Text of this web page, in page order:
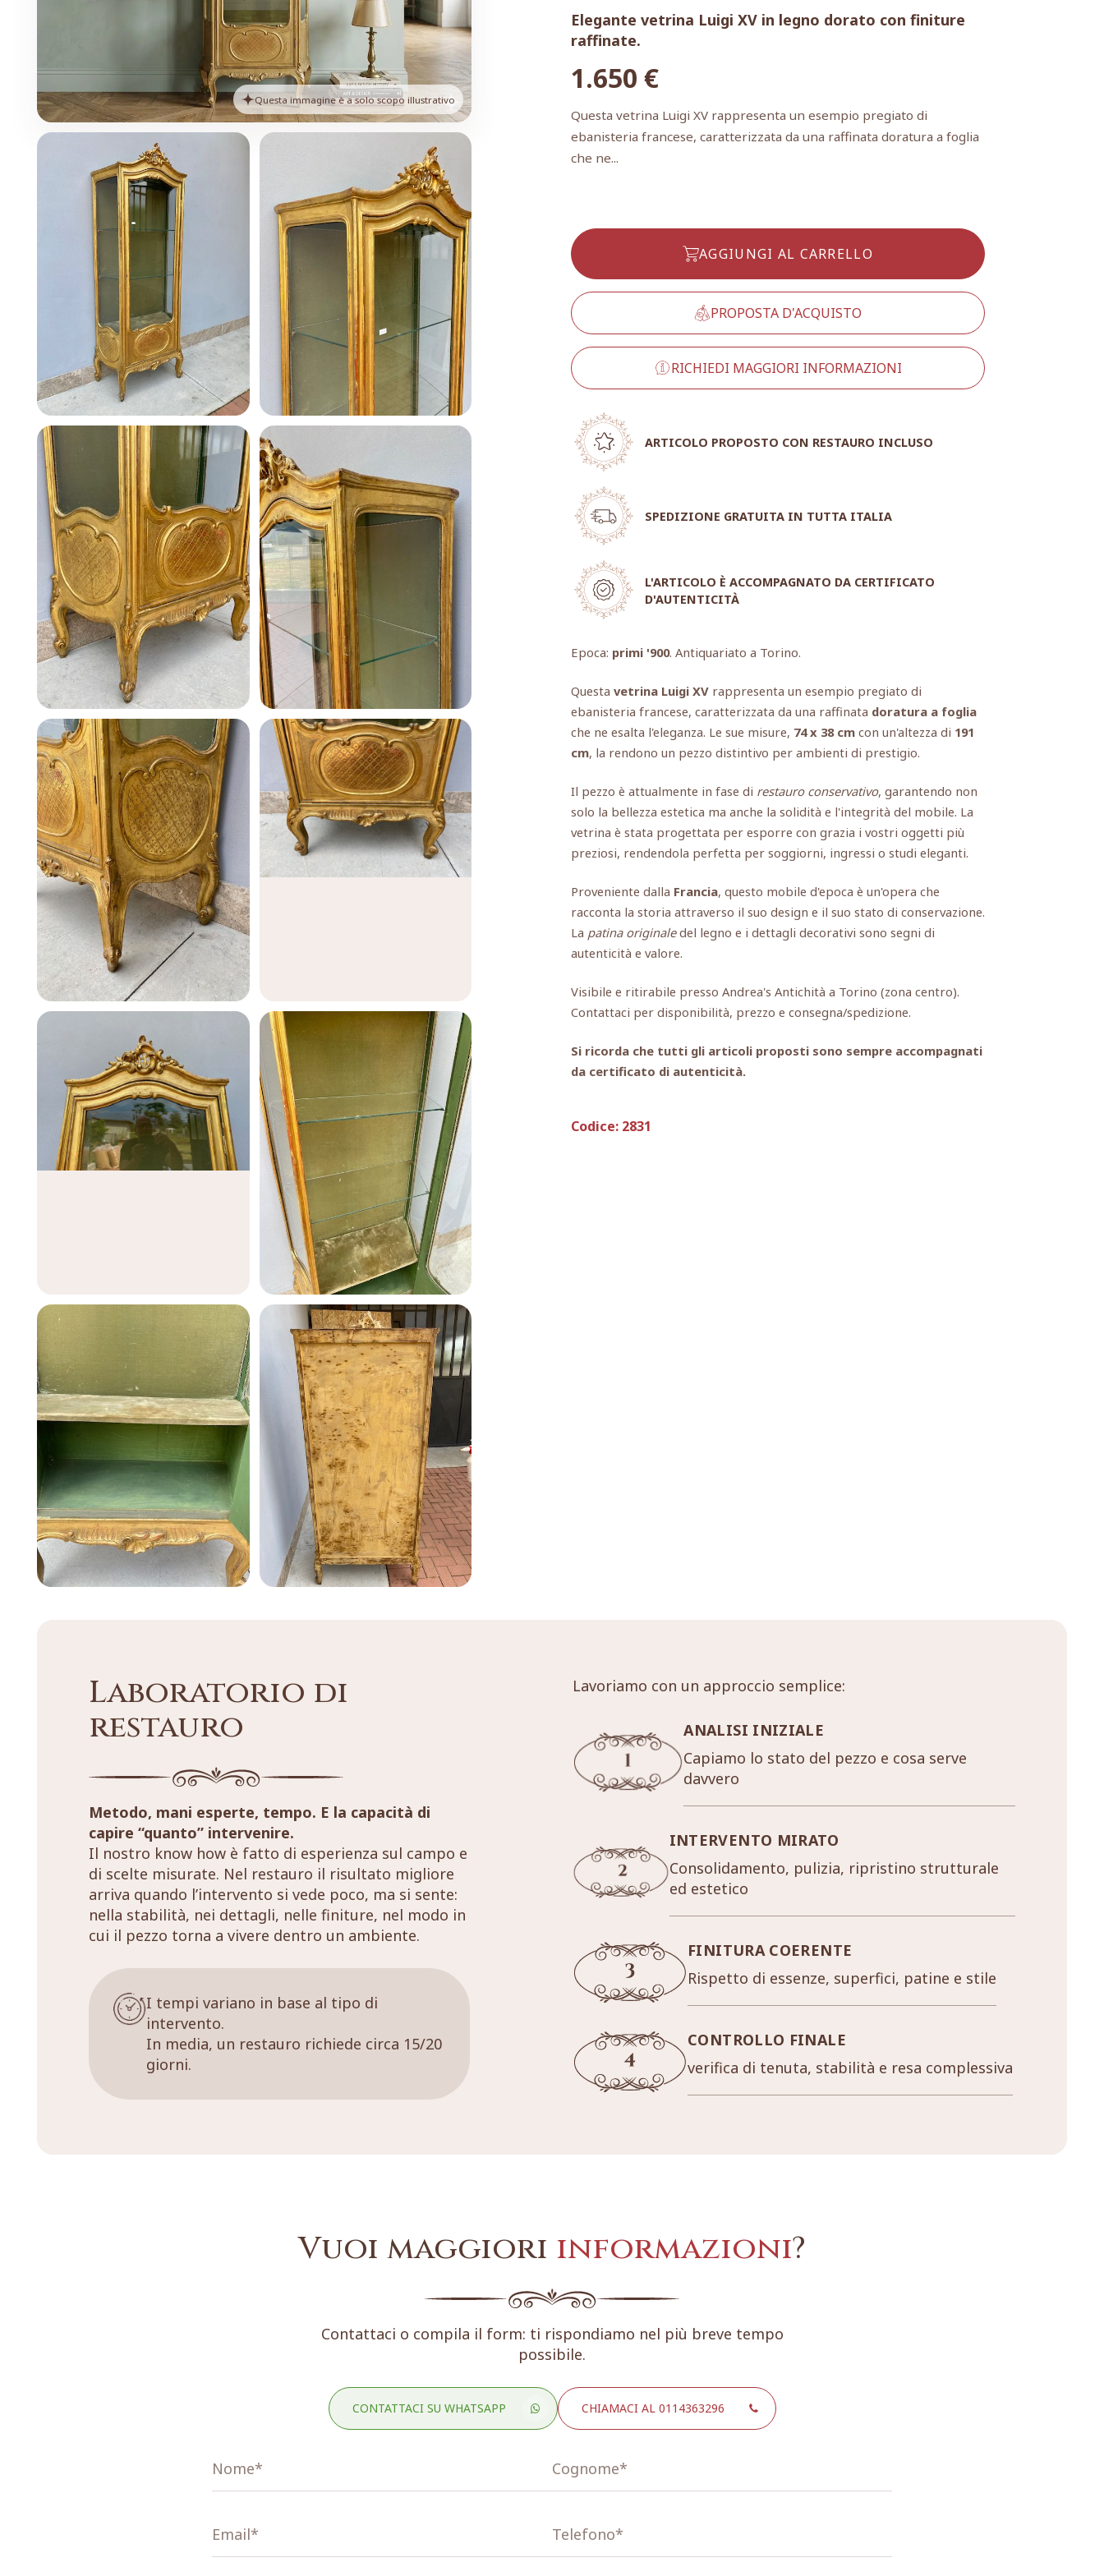
Questa immagine è a solo scopo illustrativo
Elegante vetrina Luigi XV in legno dorato con finiture
raffinate.
1.650 €
Questa vetrina Luigi XV rappresenta un esempio pregiato di
ebanisteria francese, caratterizzata da una raffinata doratura a foglia
che ne...
AGGIUNGI AL CARRELLO
PROPOSTA D'ACQUISTO
RICHIEDI MAGGIORI INFORMAZIONI
ARTICOLO PROPOSTO CON RESTAURO INCLUSO
SPEDIZIONE GRATUITA IN TUTTA ITALIA
L'ARTICOLO È ACCOMPAGNATO DA CERTIFICATO
D'AUTENTICITÀ
Epoca: primi '900. Antiquariato a Torino.
Questa vetrina Luigi XV rappresenta un esempio pregiato di
ebanisteria francese, caratterizzata da una raffinata doratura a foglia
che ne esalta l'eleganza. Le sue misure, 74 x 38 cm con un'altezza di 191
cm, la rendono un pezzo distintivo per ambienti di prestigio.
Il pezzo è attualmente in fase di restauro conservativo, garantendo non
solo la bellezza estetica ma anche la solidità e l'integrità del mobile. La
vetrina è stata progettata per esporre con grazia i vostri oggetti più
preziosi, rendendola perfetta per soggiorni, ingressi o studi eleganti.
Proveniente dalla Francia, questo mobile d'epoca è un'opera che
racconta la storia attraverso il suo design e il suo stato di conservazione.
La patina originaledel legno e i dettagli decorativi sono segni di
autenticità e valore.
Visibile e ritirabile presso Andrea's Antichità a Torino (zona centro).
Contattaci per disponibilità, prezzo e consegna/spedizione.
Si ricorda che tutti gli articoli proposti sono sempre accompagnati
da certificato di autenticità.
Codice: 2831
Laboratorio di
restauro
Metodo, mani esperte, tempo. E la capacità di
capire “quanto” intervenire.
Il nostro know how è fatto di esperienza sul campo e
di scelte misurate. Nel restauro il risultato migliore
arriva quando l’intervento si vede poco, ma si sente:
nella stabilità, nei dettagli, nelle finiture, nel modo in
cui il pezzo torna a vivere dentro un ambiente.
I tempi variano in base al tipo di
intervento.
In media, un restauro richiede circa 15/20
giorni.
Lavoriamo con un approccio semplice:
ANALISI INIZIALE
Capiamo lo stato del pezzo e cosa serve
davvero
INTERVENTO MIRATO
Consolidamento, pulizia, ripristino strutturale
ed estetico
FINITURA COERENTE
Rispetto di essenze, superfici, patine e stile
CONTROLLO FINALE
verifica di tenuta, stabilità e resa complessiva
Vuoi maggiori informazioni?
Contattaci o compila il form: ti rispondiamo nel più breve tempo
possibile.
CONTATTACI SU WHATSAPP CHIAMACI AL 0114363296